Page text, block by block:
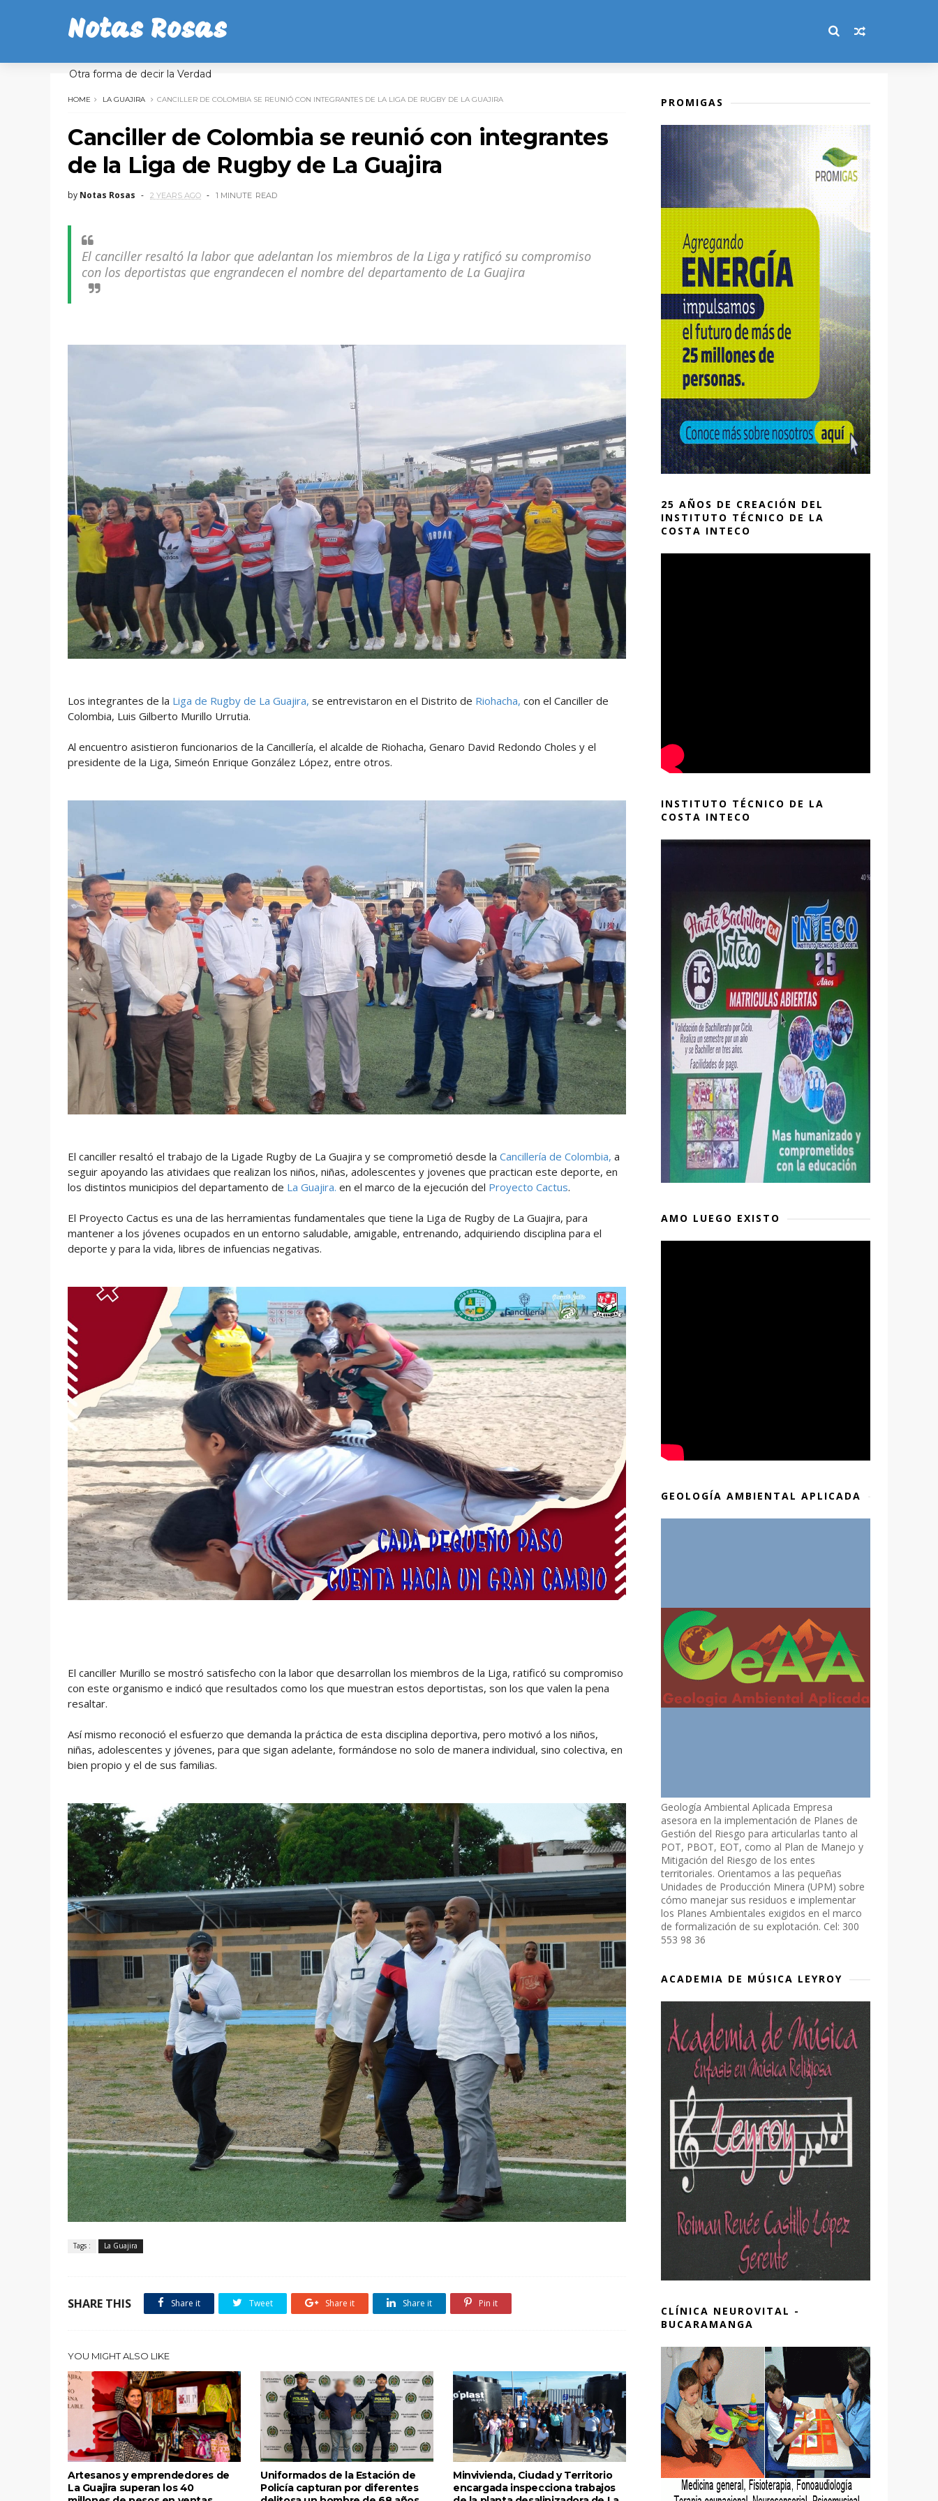
Notas Rosas
Otra forma de decir la Verdad
HOME LA GUAJIRA CANCILLER DE COLOMBIA SE REUNIÓ CON INTEGRANTES DE LA LIGA DE RUGBY DE LA GUAJIRA
Canciller de Colombia se reunió con integrantes
de la Liga de Rugby de La Guajira
by Notas Rosas 2 YEARS AGO 1 MINUTE READ
El canciller resaltó la labor que adelantan los miembros de la Liga y ratificó su compromiso
con los deportistas que engrandecen el nombre del departamento de La Guajira
Los integrantes de la Liga de Rugby de La Guajira, se entrevistaron en el Distrito de Riohacha, con el Canciller de
Colombia, Luis Gilberto Murillo Urrutia.
Al encuentro asistieron funcionarios de la Cancillería, el alcalde de Riohacha, Genaro David Redondo Choles y el
presidente de la Liga, Simeón Enrique González López, entre otros.
El canciller resaltó el trabajo de la Ligade Rugby de La Guajira y se comprometió desde la Cancillería de Colombia, a
seguir apoyando las atividaes que realizan los niños, niñas, adolescentes y jovenes que practican este deporte, en
los distintos municipios del departamento de La Guajira. en el marco de la ejecución del Proyecto Cactus.
El Proyecto Cactus es una de las herramientas fundamentales que tiene la Liga de Rugby de La Guajira, para
mantener a los jóvenes ocupados en un entorno saludable, amigable, entrenando, adquiriendo disciplina para el
deporte y para la vida, libres de infuencias negativas.
El canciller Murillo se mostró satisfecho con la labor que desarrollan los miembros de la Liga, ratificó su compromiso
con este organismo e indicó que resultados como los que muestran estos deportistas, son los que valen la pena
resaltar.
Así mismo reconoció el esfuerzo que demanda la práctica de esta disciplina deportiva, pero motivó a los niños,
niñas, adolescentes y jóvenes, para que sigan adelante, formándose no solo de manera individual, sino colectiva, en
bien propio y el de sus familias.
Tags : La Guajira
SHARE THIS Share it Tweet Share it Share it Pin it
YOU MIGHT ALSO LIKE
Artesanos y emprendedores de
La Guajira superan los 40
Uniformados de la Estación de
Policía capturan por diferentes
Minvivienda, Ciudad y Territorio
encargada inspecciona trabajos
PROMIGAS
25 AÑOS DE CREACIÓN DEL
INSTITUTO TÉCNICO DE LA
COSTA INTECO
INSTITUTO TÉCNICO DE LA
COSTA INTECO
AMO LUEGO EXISTO
GEOLOGÍA AMBIENTAL APLICADA
Geología Ambiental Aplicada Empresa
asesora en la implementación de Planes de
Gestión del Riesgo para articularlas tanto al
POT, PBOT, EOT, como al Plan de Manejo y
Mitigación del Riesgo de los entes
territoriales. Orientamos a las pequeñas
Unidades de Producción Minera (UPM) sobre
cómo manejar sus residuos e implementar
los Planes Ambientales exigidos en el marco
de formalización de su explotación. Cel: 300
553 98 36
ACADEMIA DE MÚSICA LEYROY
CLÍNICA NEUROVITAL -
BUCARAMANGA